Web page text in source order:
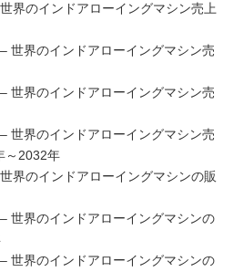
界のインドアローイングマシン売上
世界のインドアローイングマシン売
世界のインドアローイングマシン売
世界のインドアローイングマシン売
～2032年
界のインドアローイングマシンの販
世界のインドアローイングマシンの
世界のインドアローイングマシンの